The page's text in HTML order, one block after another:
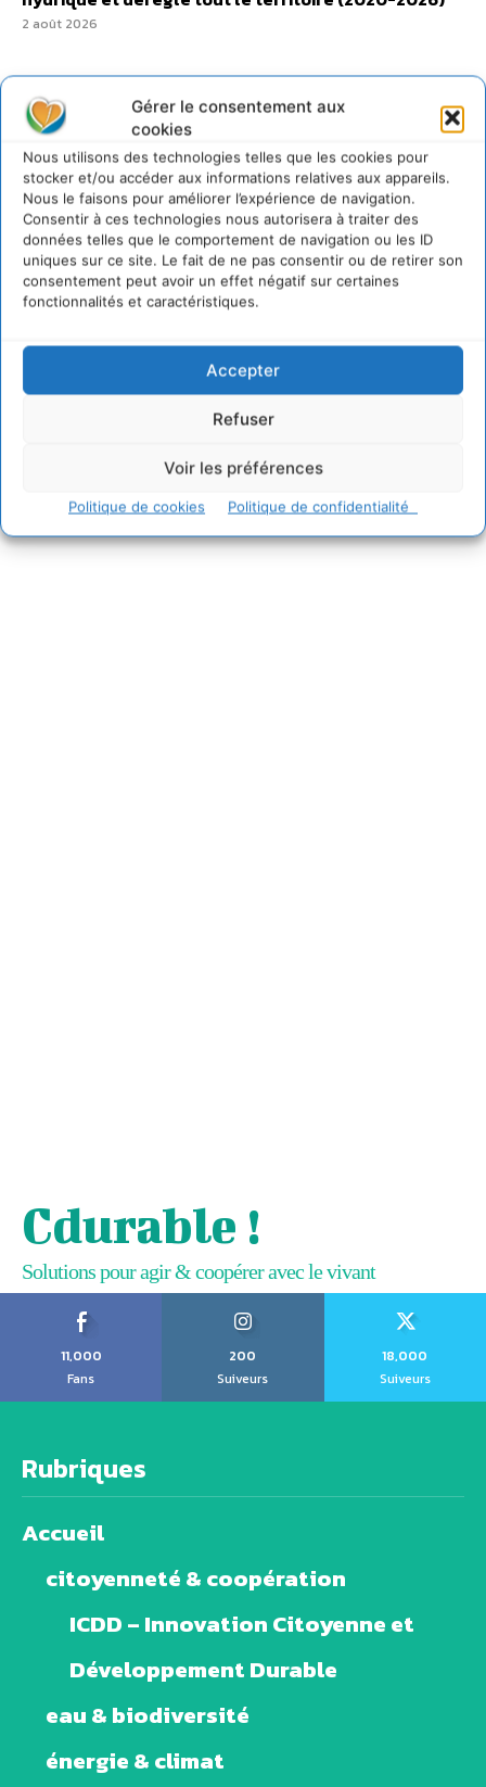
Gérer le consentement aux
cookies
Nous utilisons des technologies telles que les cookies pour
stocker et/ou accéder aux informations relatives aux appareils.
Nous le faisons pour améliorer l’expérience de navigation.
Consentir à ces technologies nous autorisera à traiter des
données telles que le comportement de navigation ou les ID
uniques sur ce site. Le fait de ne pas consentir ou de retirer son
consentement peut avoir un effet négatif sur certaines
fonctionnalités et caractéristiques.
Accepter
Refuser
Voir les préférences
Politique de cookies Politique de confidentialité
2 août 2026
273Suiveurs
Suivre
Cdurable !
Solutions pour agir & coopérer avec le vivant
11,000
Fans
200
Suiveurs
18,000
Suiveurs
Rubriques
Accueil
citoyenneté & coopération
ICDD – Innovation Citoyenne et
Développement Durable
eau & biodiversité
énergie & climat